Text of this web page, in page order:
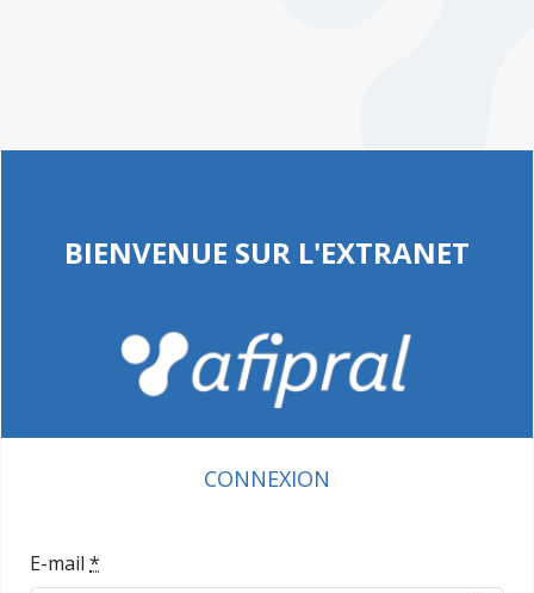
BIENVENUE SUR L'EXTRANET
CONNEXION
E-mail *